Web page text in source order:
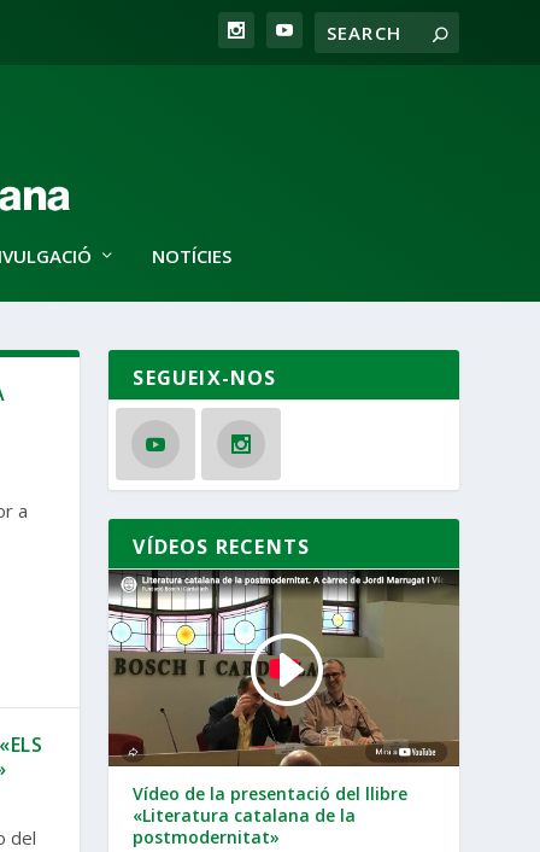
NOTÍCIES
a
del
SEGUEIX-NOS
VÍDEOS RECENTS
Vídeo de la presentació del llibre
«Literatura catalana de la
postmodernitat»